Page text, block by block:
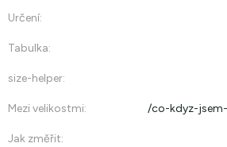
Určení:
Tabulka:
size-helper:
Mezi velikostmi: /co-kdyz-
Jak změřit: